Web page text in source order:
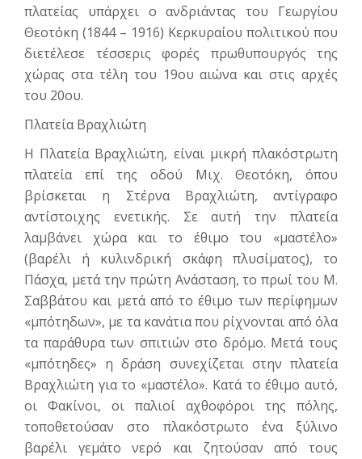
πλατείας υπάρχει ο ανδριάντας του Γεωργίου
Θεοτόκη (1844 – 1916) Κερκυραίου πολιτικού που
διετέλεσε τέσσερις φορές πρωθυπουργός της
χώρας στα τέλη του 19ου αιώνα και στις αρχές
του 20ου.
Πλατεία Βραχλιώτη
Η Πλατεία Βραχλιώτη, είναι μικρή πλακόστρωτη
πλατεία επί της οδού Μιχ. Θεοτόκη, όπου
βρίσκεται η Στέρνα Βραχλιώτη, αντίγραφο
αντίστοιχης ενετικής. Σε αυτή την πλατεία
λαμβάνει χώρα και το έθιμο του «μαστέλο»
(βαρέλι ή κυλινδρική σκάφη πλυσίματος), το
Πάσχα, μετά την πρώτη Ανάσταση, το πρωί του Μ.
Σαββάτου και μετά από το έθιμο των περίφημων
«μπότηδων», με τα κανάτια που ρίχνονται από όλα
τα παράθυρα των σπιτιών στο δρόμο. Μετά τους
«μπότηδες» η δράση συνεχίζεται στην πλατεία
Βραχλιώτη για το «μαστέλο». Κατά το έθιμο αυτό,
οι Φακίνοι, οι παλιοί αχθοφόροι της πόλης,
τοποθετούσαν στο πλακόστρωτο ένα ξύλινο
βαρέλι γεμάτο νερό και ζητούσαν από τους